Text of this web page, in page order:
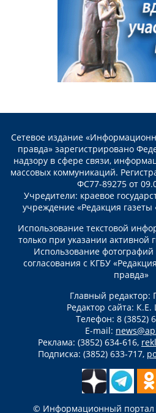
Сетевое издание
правда» зарегистрировано
надзору в сфере связи,
массовых коммуникаций.
ФС77-89275 от
Учредители: краевое
учреждение «Редакция газеты
Использование текстовой
только при указании активной
Использование
согласования с КГБУ
правда»
Главный редактор:
Редактор сайта:
Телефон: 8 (3852)
E-mail:
Реклама: (3852) 634-616,
Подписка: (3852) 633-717,
© Информационный портал